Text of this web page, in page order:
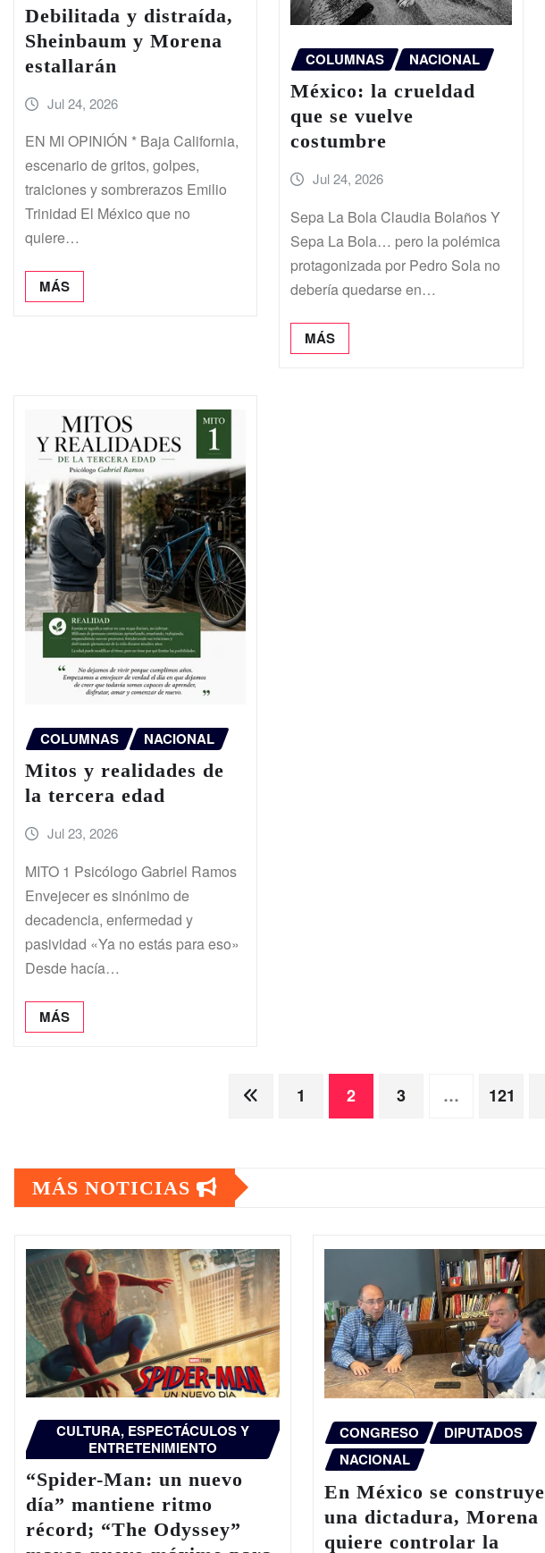
Debilitada y distraída,
Sheinbaum y Morena
estallarán
Jul 24, 2026
EN MI OPINIÓN * Baja California,
escenario de gritos, golpes,
traiciones y sombrerazos Emilio
Trinidad El México que no
quiere…
MÁS
COLUMNAS NACIONAL
México: la crueldad
que se vuelve
costumbre
Jul 24, 2026
Sepa La Bola Claudia Bolaños Y
Sepa La Bola… pero la polémica
protagonizada por Pedro Sola no
debería quedarse en…
MÁS
COLUMNAS NACIONAL
Mitos y realidades de
la tercera edad
Jul 23, 2026
MITO 1 Psicólogo Gabriel Ramos
Envejecer es sinónimo de
decadencia, enfermedad y
pasividad «Ya no estás para eso»
Desde hacía…
MÁS
entradas
1 2 3 … 121
MÁS NOTICIAS
CULTURA, ESPECTÁCULOS Y
ENTRETENIMIENTO
“Spider-Man: un nuevo
día” mantiene ritmo
récord; “The Odyssey”
CONGRESO
DIPUTADOS
NACIONAL
En México se construye
una dictadura, Morena
quiere controlar la